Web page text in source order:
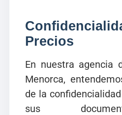
Precios
En nuestra agencia
Menorca,
de la
sus